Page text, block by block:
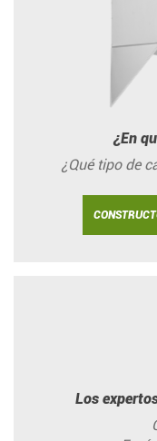
¿En
¿Qué tipo de
Los